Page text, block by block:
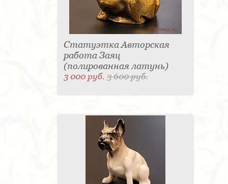
Статуэтка Авторская
работа Заяц
(полированная латунь)
3 000 руб.3 600 руб.